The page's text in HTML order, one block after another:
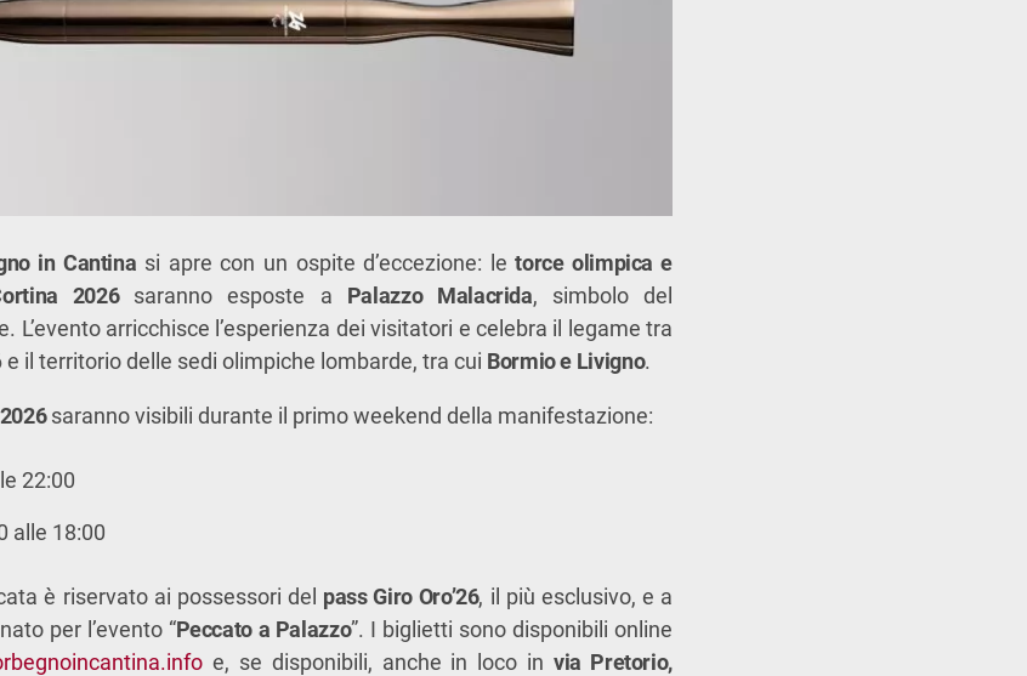
in Cantina si apre con un ospite d’eccezione: letorce olimpica e
2026saranno esposte a Palazzo Malacrida, simbolo del
L’evento arricchisce l’esperienza dei visitatori e celebra il legame tra
e il territorio delle sedi olimpiche lombarde, tra cui Bormio e Livigno.
saranno visibili durante il primo weekend della manifestazione:
22:00
alle 18:00
è riservato ai possessori del pass Giro Oro’26, il più esclusivo, e a
per l’evento “Peccato a Palazzo”. I biglietti sono disponibili online
e, se disponibili, anche in loco in via Pretorio,